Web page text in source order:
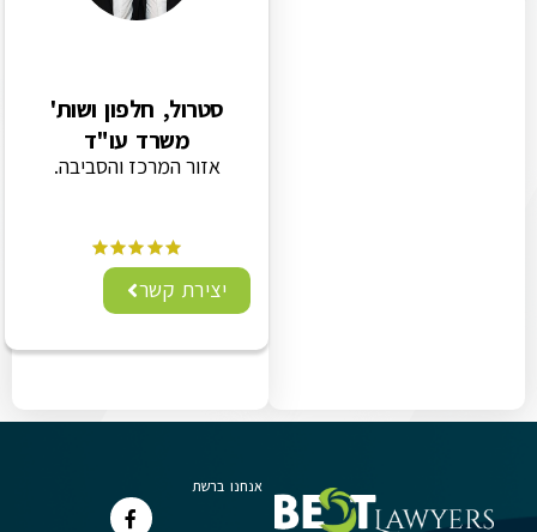
סטרול, חלפון ושות'
משרד עו"ד
אזור המרכז והסביבה.
יצירת קשר
אנחנו ברשת